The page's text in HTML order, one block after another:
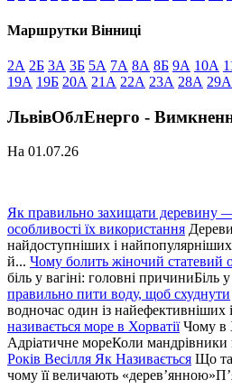
Маршрутки Вінниці
2А 2Б 3А 3Б 5А 7А 8А 8Б 9А 10А
19А 19Б 20А 21А 22А 23А 28А 29А
ЛьвівОблЕнерго -
На 01.07.26
Як правильно захищати деревину —
особливості їх використання
найдоступніших і найпопулярніших
й... Чому болить жіночий статевий
біль у вагіні: головні причиниБіль
правильно пити воду, щоб схуднути
водночас один із найефективніших
називається море в Хорватії Чому в
Адріатичне мореКоли мандрівники
Років Весілля Як Називається Що
чому її величають